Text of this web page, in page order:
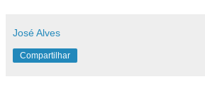
José Alves
Compartilhar